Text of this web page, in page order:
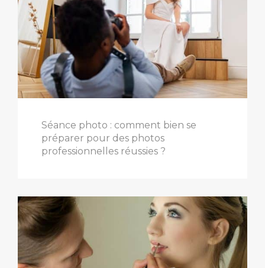
Séance photo : comment bien se
préparer pour des photos
professionnelles réussies ?